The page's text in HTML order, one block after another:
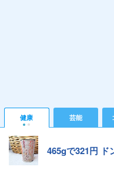
健康 芸能
465gで321円 ド